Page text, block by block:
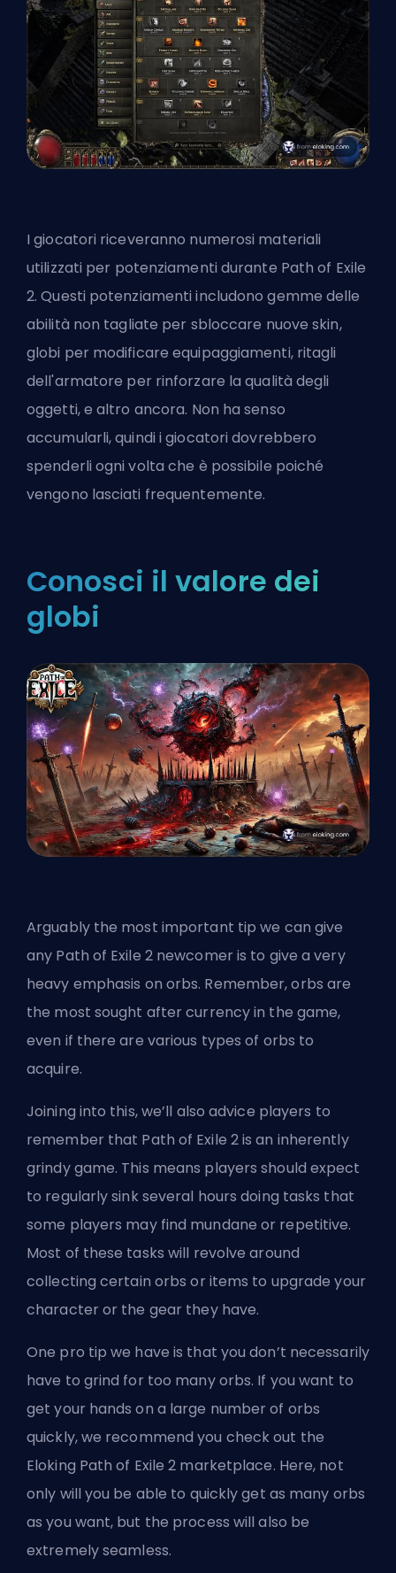
I giocatori riceveranno numerosi materiali
utilizzati per potenziamenti durante Path of Exile
2. Questi potenziamenti includono gemme delle
abilità non tagliate per sbloccare nuove skin,
globi per modificare equipaggiamenti, ritagli
dell'armatore per rinforzare la qualità degli
oggetti, e altro ancora. Non ha senso
accumularli, quindi i giocatori dovrebbero
spenderli ogni volta che è possibile poiché
vengono lasciati frequentemente.
Conosci il valore dei
globi
Arguably the most important tip we can give
any Path of Exile 2 newcomer is to give a very
heavy emphasis on orbs. Remember, orbs are
the most sought after currency in the game,
even if there are various types of orbs to
acquire.
Joining into this, we’ll also advice players to
remember that Path of Exile 2 is an inherently
grindy game. This means players should expect
to regularly sink several hours doing tasks that
some players may find mundane or repetitive.
Most of these tasks will revolve around
collecting certain orbs or items to upgrade your
character or the gear they have.
One pro tip we have is that you don’t necessarily
have to grind for too many orbs. If you want to
get your hands on a large number of orbs
quickly, we recommend you check out the
Eloking Path of Exile 2 marketplace. Here, not
only will you be able to quickly get as many orbs
as you want, but the process will also be
extremely seamless.